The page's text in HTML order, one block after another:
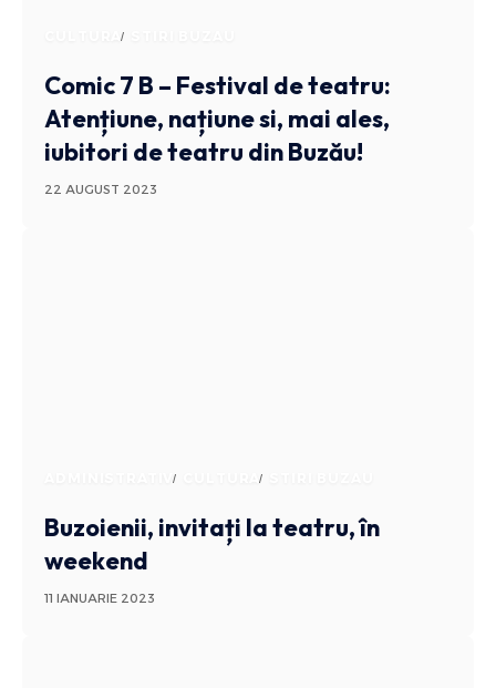
CULTURA
Comic 7 B – Festival de teatru:
Atențiune, națiune si, mai ales,
iubitori de teatru din Buzău!
22 AUGUST 2023
ADMINISTRATIV CULTURA
Buzoienii, invitați la teatru, în
weekend
11 IANUARIE 2023